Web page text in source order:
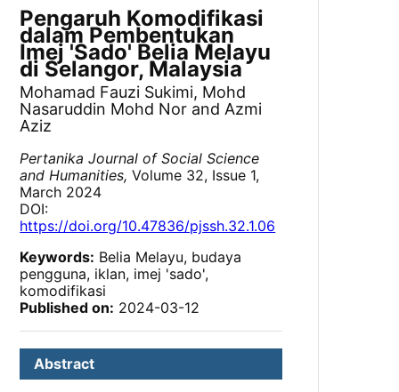
Pengaruh Komodifikasi
dalam Pembentukan
Imej 'Sado' Belia Melayu
di Selangor, Malaysia
Mohamad Fauzi Sukimi, Mohd
Nasaruddin Mohd Nor and Azmi
Aziz
Pertanika Journal of Social Science
and Humanities, Volume 32, Issue 1,
March 2024
DOI:
https://doi.org/10.47836/pjssh.32.1.06
Keywords: Belia Melayu, budaya
pengguna, iklan, imej 'sado',
komodifikasi
Published on: 2024-03-12
Abstract